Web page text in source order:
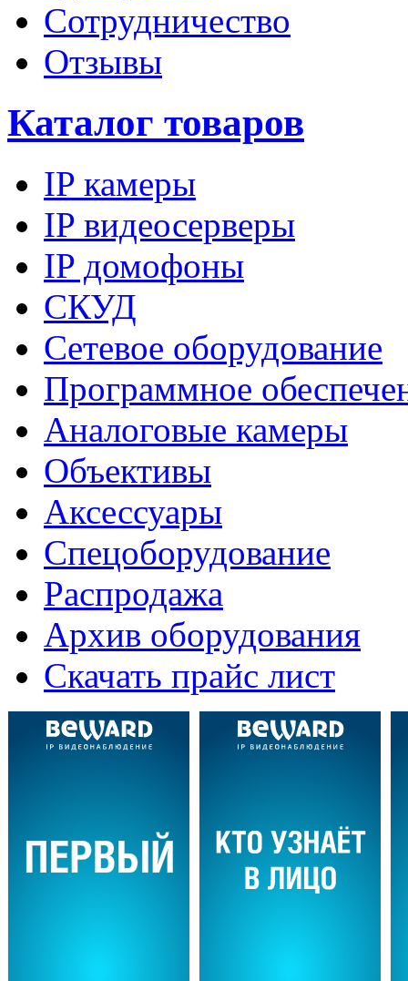
Сотрудничество
Отзывы
Каталог товаров
IP камеры
IP видеосерверы
IP домофоны
СКУД
Сетевое оборудование
Программное
Аналоговые камеры
Объективы
Аксессуары
Спецоборудование
Распродажа
Архив оборудования
Скачать прайс лист